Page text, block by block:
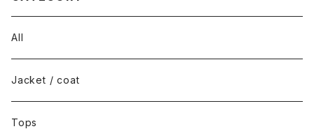
All
Jacket / coat
Tops